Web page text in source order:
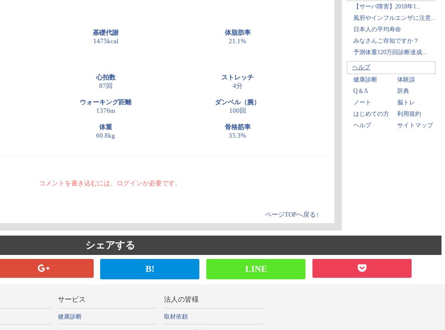
基礎代謝
1475kcal
体脂肪率
21.1%
心拍数
87回
ストレッチ
4分
ウォーキング距離
1376m
ダンベル（腕）
100回
体重
60.8kg
骨格筋率
35.3%
コメントを書き込むには、ログインが必要です。
ページTOPへ戻る↑
【サーバ障害】2018年1...
風邪やインフルエンザに注意...
日本人の平均寿命
みなさんご存知ですか？
予測体重120万回診断達成...
ヘルプ
健康診断
体験談
Q＆A
辞典
ノート
脳トレ
はじめての方
利用規約
ヘルプ
サイトマップ
シェアする
B! LINE
サービス
健康診断
法人の皆様
取材依頼